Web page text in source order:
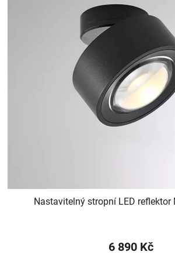
Nastavitelný stropní LED reflektor
6 890 Kč